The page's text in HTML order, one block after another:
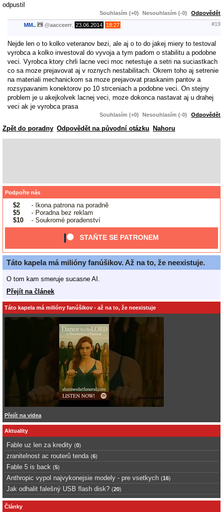
odpustil
Souhlasím (+0) Nesouhlasím (-0) Odpovědět
MM.. @aacceerr 23.06.2014 18:27 #19
Nejde len o to kolko veteranov bezi, ale aj o to do jakej miery to testoval
vyrobca a kolko investoval do vyvoja a tym padom o stabilitu a podobne
veci. Vyrobca ktory chrli lacne veci moc netestuje a setri na suciastkach
co sa moze prejavovat aj v roznych nestabilitach. Okrem toho aj setrenie
na materiali mechanickom sa moze prejavovat praskanim pantov a
rozsypavanim konektorov po 10 strceniach a podobne veci. On stejny
problem je u akejkolvek lacnej veci, moze dokonca nastavat aj u drahej
veci ak je vyrobca prasa
Souhlasím (+0) Nesouhlasím (-0) Odpovědět
Zpět do poradny Odpovědět na původní otázku Nahoru
Podpořte nás
$2
- Ikona patrona na poradně
$5
- Poradna bez reklam
$10
- Soukromé poradenství
STAŇTE SE PATRONEM
Táto kapela má milióny fanúšikov. Až na to, že neexistuje.
O tom kam smeruje sucasne AI.
Přejít na článek
Táto kapela má milióny fanúšikov - až na to, že neexistuje
Přejít na videa
Aktuality
Fable uz len za kredity (0)
zranitelnost ac routerů tenda (6)
Fable 5 is back (5)
Anthropic vypol najvykonejsie modely - pre vsetkych (16)
Jak odhalit falešný USB flash disk? (20)
Články